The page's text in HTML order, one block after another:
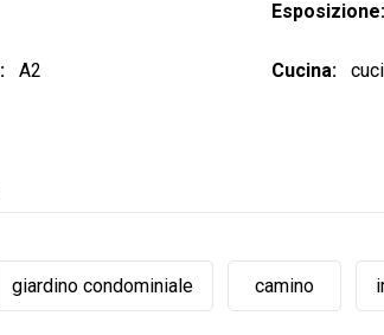
A2
Esposizione
Cucina
giardino condominiale camino